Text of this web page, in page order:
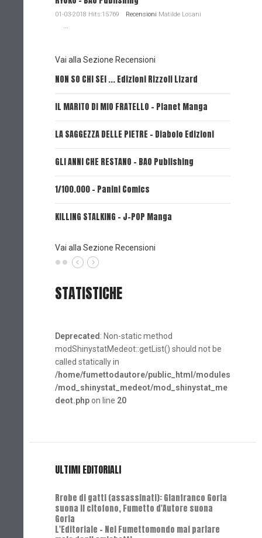
01-03-2018 Hits:15769 Recensioni Matilde Losani
...
Vai alla Sezione Recensioni
NON SO CHI SEI ... Edizioni Rizzoli Lizard
IL MARITO DI MIO FRATELLO - Planet Manga
LA SAGGEZZA DELLE PIETRE - Diabolo Edizioni
GLI ANNI CHE RESTANO - BAO Publishing
1/100.000 - Panini Comics
KILLING STALKING - J-POP Manga
Vai alla Sezione Recensioni
STATISTICHE
Deprecated : Non-static method
modShinystatMedeot::getList() should not be
called statically in
/home/fumettodautore/public_html/modules
/mod_shinystat_medeot/mod_shinystat_me
deot.phpon line 20
ULTIMI EDITORIALI
Rrobe di gatti (assassinati): Gianfranco Goria
suona il citofono, Fumetto d'Autore suona
Goria
L'Editoriale - Nel Fumettomondo mai parlare